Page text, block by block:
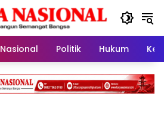
Nasional Politik Hukum